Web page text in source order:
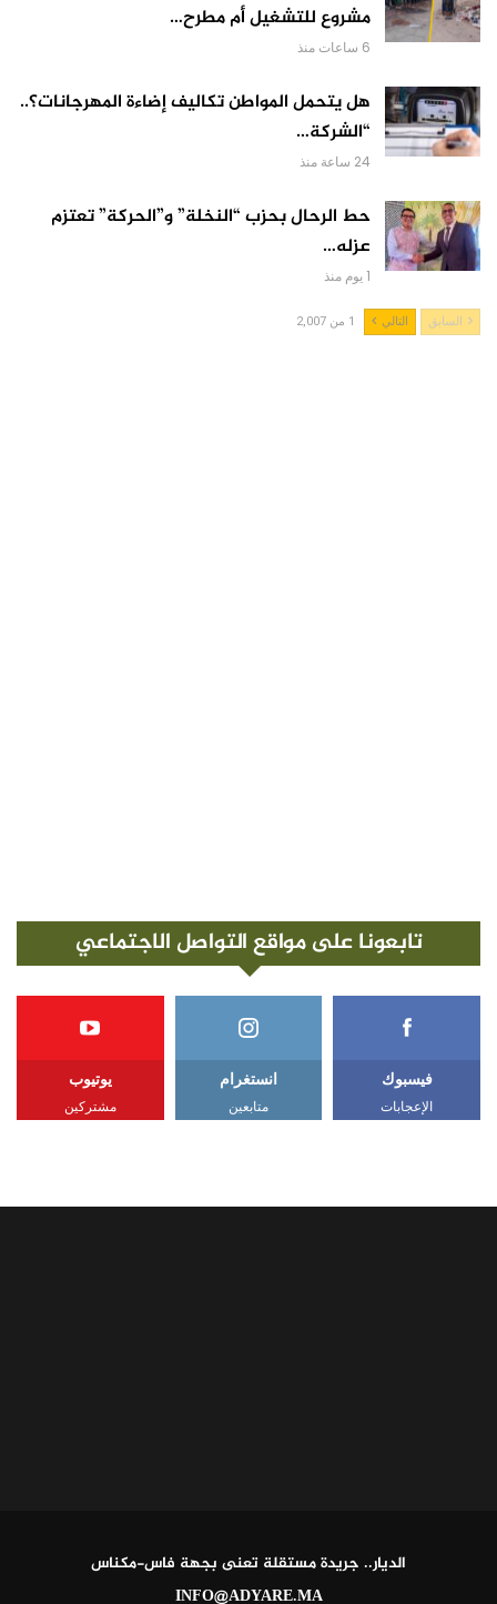
مشروع للتشغيل أم مطرح…
6 ساعات منذ
هل يتحمل المواطن تكاليف إضاءة المهرجانات؟..
“الشركة…
24 ساعة منذ
حط الرحال بحزب “النخلة” و”الحركة” تعتزم
عزله…
1 يوم منذ
السابق التالي 1 من 2,007
تابعونا على مواقع التواصل الاجتماعي
فيسبوك
الإعجابات
انستغرام
متابعين
يوتيوب
مشتركين
الديار.. جريدة مستقلة تعنى بجهة فاس-مكناس
INFO@ADYARE.MA